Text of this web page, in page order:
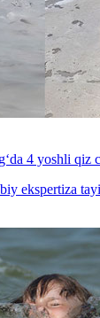
4 yoshli qiz
ekspertiza